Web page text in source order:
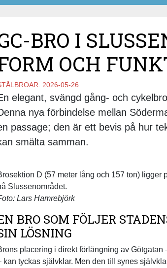
BRO I
OCH
2026-05-26
elegant, svängd gång- och
nya förbindelse mellan
passage; den är ett bevis på hur
smälta samman.
D (57 meter lång och 157 ton) ligger
Slussenområdet.
Lars Hamrebjörk
BRO SOM FÖLJER
LÖSNING
placering i direkt förlängning av
kan tyckas självklar. Men den till synes